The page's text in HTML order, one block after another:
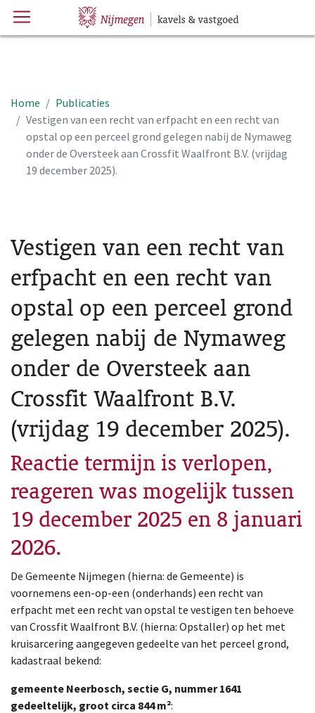
Menu Hoofdpagina
Home
Publicaties
Vestigen van een recht van erfpacht en een recht van
opstal op een perceel grond gelegen nabij de Nymaweg
onder de Oversteek aan Crossfit Waalfront B.V. (vrijdag
19 december 2025).
Vestigen van een recht van
erfpacht en een recht van
opstal op een perceel grond
gelegen nabij de Nymaweg
onder de Oversteek aan
Crossfit Waalfront B.V.
(vrijdag 19 december 2025).
Reactie termijn is verlopen,
reageren was mogelijk tussen
19 december 2025 en 8 januari
2026.
De Gemeente Nijmegen (hierna: de Gemeente) is
voornemens een-op-een (onderhands) een recht van
erfpacht met een recht van opstal te vestigen ten behoeve
van Crossfit Waalfront B.V. (hierna: Opstaller) op het met
kruisarcering aangegeven gedeelte van het perceel grond,
kadastraal bekend:
gemeente Neerbosch, sectie G, nummer 1641
gedeeltelijk, groot circa 844 m²: